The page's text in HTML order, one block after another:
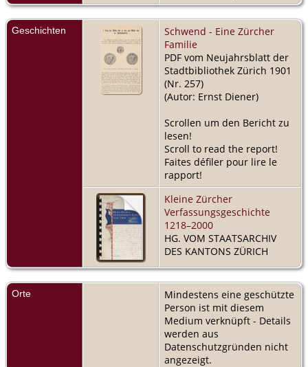
Geschichten
Schwend - Eine Zürcher
Familie
PDF vom Neujahrsblatt der
Stadtbibliothek Zürich 1901
(Nr. 257)
(Autor: Ernst Diener)
Scrollen um den Bericht zu
lesen!
Scroll to read the report!
Faites défiler pour lire le
rapport!
Kleine Zürcher
Verfassungsgeschichte
1218–2000
HG. VOM STAATSARCHIV
DES KANTONS ZÜRICH
Orte
Mindestens eine geschützte
Person ist mit diesem
Medium verknüpft - Details
werden aus
Datenschutzgründen nicht
angezeigt.